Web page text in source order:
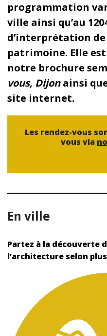
programmation
ville ainsi qu’au
d’interprétation
patrimoine. Elle
notre brochure
vous, Dijonainsi
site internet.
Les rendez-vous
vous via
En ville
Partez à la découverte
l’architecture selon